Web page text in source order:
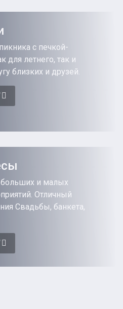
с печкой-
для летнего, так и
близких и друзей.
и малых
Отличный
Свадьбы, банкета,